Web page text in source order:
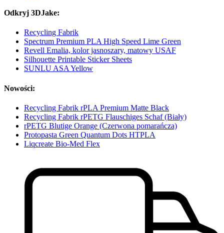
Odkryj 3DJake:
Recycling Fabrik
Spectrum Premium PLA High Speed Lime Green
Revell Emalia, kolor jasnoszary, matowy USAF
Silhouette Printable Sticker Sheets
SUNLU ASA Yellow
Nowości:
Recycling Fabrik rPLA Premium Matte Black
Recycling Fabrik rPETG Flauschiges Schaf (Biały)
rPETG Blutige Orange (Czerwona pomarańcza)
Protopasta Green Quantum Dots HTPLA
Liqcreate Bio-Med Flex